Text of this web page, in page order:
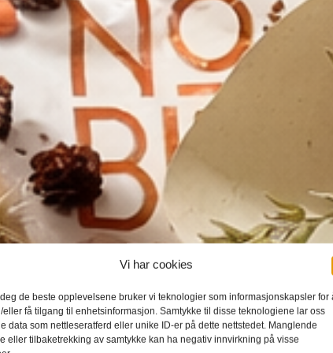
Vi har cookies
de beste opplevelsene bruker vi teknologier som informasjonskapsler for
eller få tilgang til enhetsinformasjon. Samtykke til disse teknologiene lar oss
data som nettleseratferd eller unike ID-er på dette nettstedet. Manglende
eller tilbaketrekking av samtykke kan ha negativ innvirkning på visse